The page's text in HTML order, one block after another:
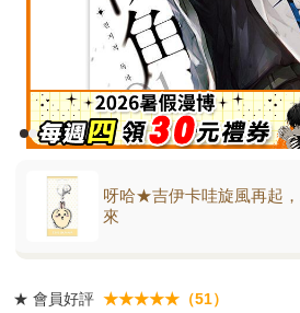
呀哈★吉伊卡哇旋風再起
來
★ 會員好評 ★★★★★（51）